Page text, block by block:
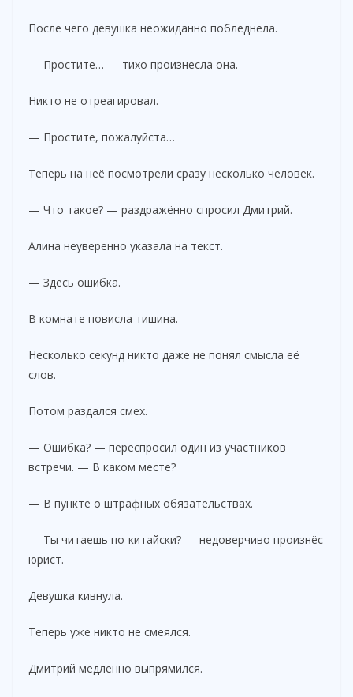
После чего девушка неожиданно побледнела.
— Простите… — тихо произнесла она.
Никто не отреагировал.
— Простите, пожалуйста…
Теперь на неё посмотрели сразу несколько человек.
— Что такое? — раздражённо спросил Дмитрий.
Алина неуверенно указала на текст.
— Здесь ошибка.
В комнате повисла тишина.
Несколько секунд никто даже не понял смысла её
слов.
Потом раздался смех.
— Ошибка? — переспросил один из участников
встречи. — В каком месте?
— В пункте о штрафных обязательствах.
— Ты читаешь по-китайски? — недоверчиво произнёс
юрист.
Девушка кивнула.
Теперь уже никто не смеялся.
Дмитрий медленно выпрямился.